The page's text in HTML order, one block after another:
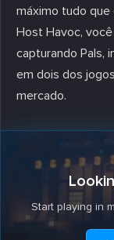
máximo tudo
Host Havoc,
capturando Pals,
em dois dos
mercado.
Start playing in